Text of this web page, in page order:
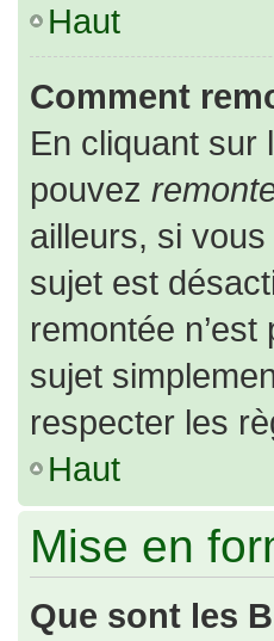
Haut
Comment
En cliquant sur
pouvez
ailleurs, si
sujet est
remontée
sujet
respecter les
Haut
Mise en
Que sont les